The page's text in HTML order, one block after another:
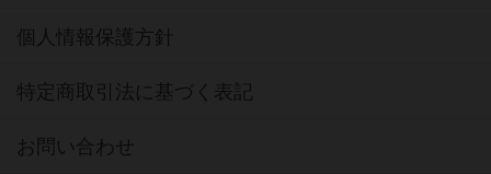
個人情報保護方針
特定商取引法に基づく表記
お問い合わせ